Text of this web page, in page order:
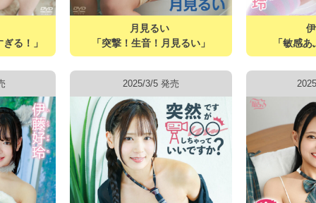
る！」
月見るい
「突撃！生音！月見るい」
「敏感
2025/3/5 発売